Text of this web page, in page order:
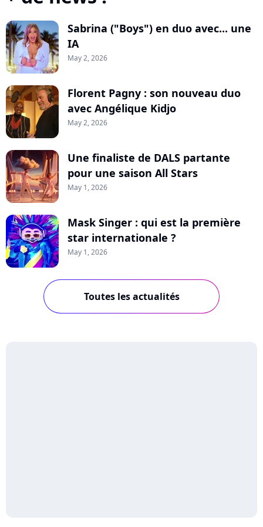
Sabrina ("Boys") en duo avec... une
IA
May 2, 2026
Florent Pagny : son nouveau duo
avec Angélique Kidjo
May 2, 2026
Une finaliste de DALS partante
pour une saison All Stars
May 1, 2026
Mask Singer : qui est la première
star internationale ?
May 1, 2026
Toutes les actualités